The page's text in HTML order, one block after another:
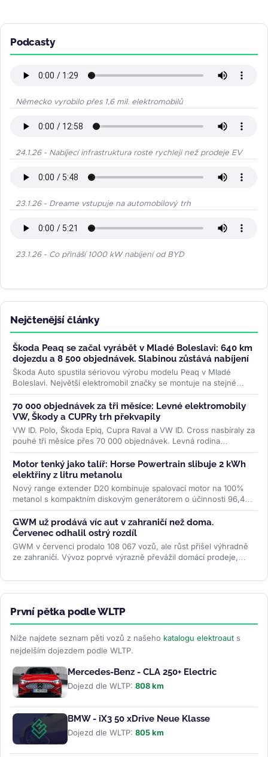
Podcasty
Německo vyrobilo přes 1,6 mil. elektromobilů
24.1.26 - Nabíjecí infrastruktura roste rychleji než prodeje EV
23.1.26 - Dreame vstupuje na automobilový trh
23.1.26 - Co přináší 1000 kW nabíjení od BYD
Nejčtenější články
Škoda Peaq se začal vyrábět v Mladé Boleslavi: 640 km
dojezdu a 8 500 objednávek. Slabinou zůstává nabíjení
Škoda Auto spustila sériovou výrobu modelu Peaq v Mladé
Boleslavi. Největší elektromobil značky se montuje na stejné
lince jako Enyaq a...>>
70 000 objednávek za tři měsíce: Levné elektromobily
VW, Škody a CUPRy trh překvapily
VW ID. Polo, Škoda Epiq, Cupra Raval a VW ID. Cross nasbíraly za
pouhé tři měsíce přes 70 000 objednávek. Levná rodina
elektromobilů...>>
Motor tenký jako talíř: Horse Powertrain slibuje 2 kWh
elektřiny z litru metanolu
Nový range extender D20 kombinuje spalovací motor na 100%
metanol s kompaktním diskovým generátorem o účinnosti 96,4
%. Firma slibuje studený...>>
GWM už prodává víc aut v zahraničí než doma.
Červenec odhalil ostrý rozdíl
GWM v červenci prodalo 108 067 vozů, ale růst přišel výhradně
ze zahraničí. Vývoz poprvé výrazně převážil domácí prodeje,
První pětka podle WLTP
Níže najdete seznam pěti vozů z našeho katalogu elektroaut s
nejdelším dojezdem podle WLTP.
Mercedes-Benz - CLA 250+ Electric
Dojezd dle WLTP: 808 km
BMW - iX3 50 xDrive Neue Klasse
Dojezd dle WLTP: 805 km